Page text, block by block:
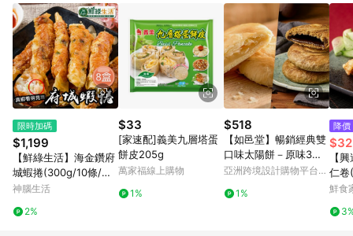
限時加碼
$1,199
【鮮綠生活】海金鑽府
城蝦捲(300g/10條/盒
共8盒)
神腦生活
2%
$33
[家速配]義美九層塔蛋
餅皮205g
萬家福線上購物
1%
$518
【如邑堂】暢銷經典雙
口味太陽餅－原味3入&
鐵觀音3入
亞洲跨境設計購物平台
1%
降價
【
仁
鮮食